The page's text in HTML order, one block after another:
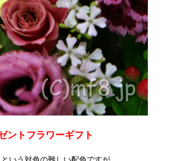
ントフラワーギフト